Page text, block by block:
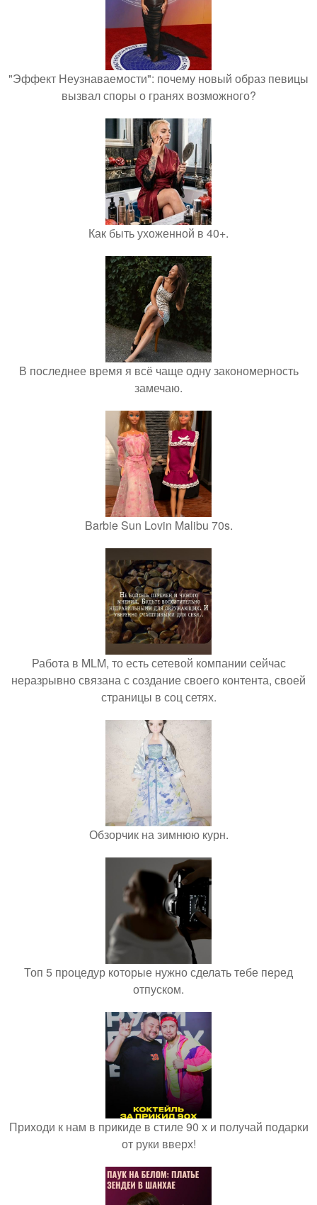
"Эффект Неузнаваемости": почему новый образ певицы
вызвал споры о гранях возможного?
Как быть ухоженной в 40+.
В последнее время я всё чаще одну закономерность
замечаю.
Barbie Sun Lovin Malibu 70s.
Работа в MLM, то есть сетевой компании сейчас
неразрывно связана с создание своего контента, своей
страницы в соц сетях.
Обзорчик на зимнюю курн.
Топ 5 процедур которые нужно сделать тебе перед
отпуском.
Приходи к нам в прикиде в стиле 90 х и получай подарки
от руки вверх!